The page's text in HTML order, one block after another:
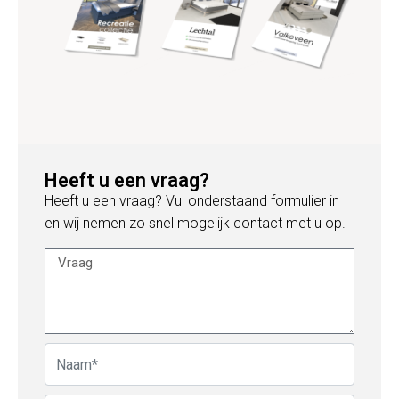
Heeft u een vraag?
Heeft u een vraag? Vul onderstaand formulier in
en wij nemen zo snel mogelijk contact met u op.